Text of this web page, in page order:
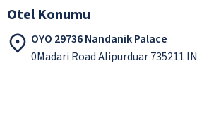
Otel Konumu
OYO 29736 Nandanik Palace
0Madari Road Alipurduar 735211 IN